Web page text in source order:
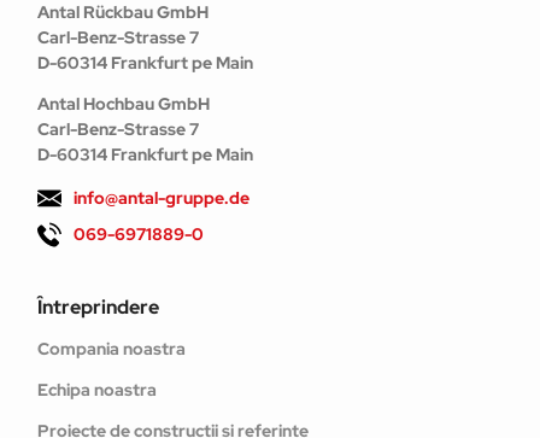
Antal Rückbau GmbH
Carl-Benz-Strasse 7
D-60314 Frankfurt pe Main
Antal Hochbau GmbH
Carl-Benz-Strasse 7
D-60314 Frankfurt pe Main
info@antal-gruppe.de
069-6971889-0
Întreprindere
Compania noastra
Echipa noastra
Proiecte de constructii si referinte